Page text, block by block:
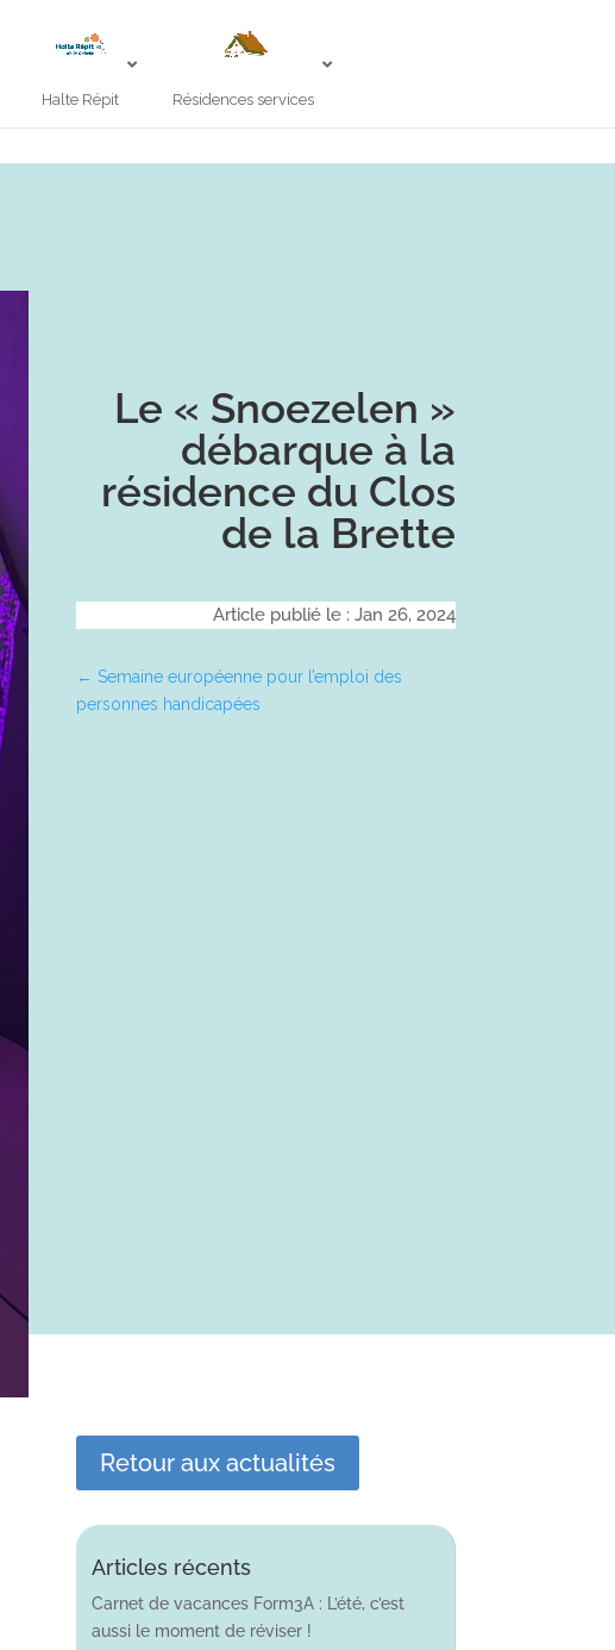
Halte Répit Résidences services
Le « Snoezelen »
débarque à la
résidence du Clos
de la Brette
Article publié le : Jan 26, 2024
← Semaine européenne pour l’emploi des
personnes handicapées
Retour aux actualités
Articles récents
Carnet de vacances Form3A : L’été, c’est
aussi le moment de réviser !